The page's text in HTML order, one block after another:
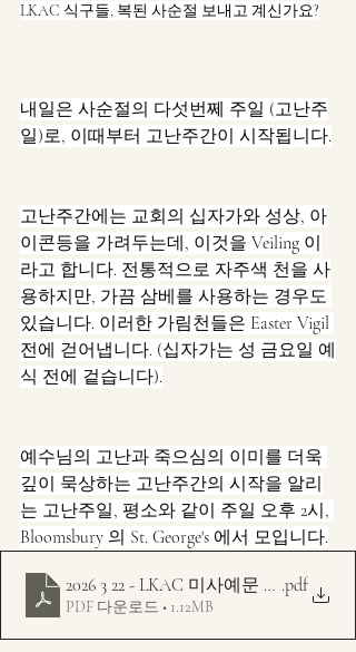
LKAC 식구들, 복된 사순절 보내고 계신가요?
내일은 사순절의 다섯번쩨 주일 (고난주
일)로, 이때부터 고난주간이 시작됩니다.
고난주간에는 교회의 십자가와 성상, 아
이콘등을 가려두는데, 이것을 Veiling 이
라고 합니다. 전통적으로 자주색 천을 사
용하지만, 가끔 삼베를 사용하는 경우도
있습니다. 이러한 가림천들은 Easter Vigil
전에 걷어냅니다. (십자가는 성 금요일 예
식 전에 겉습니다).
예수님의 고난과 죽으심의 이미를 더욱
깊이 묵상하는 고난주간의 시작을 알리
는 고난주일, 평소와 같이 주일 오후 2시,
Bloomsbury 의 St. George's 에서 모입니다.
2026 3 22 - LKAC 미사예문 주보 - 가
.pdf
PDF 다운로드 • 1.12MB